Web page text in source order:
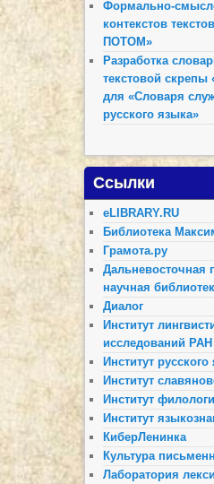
Формально-
контекстов
ПОТОМ»
Разработка
текстовой
для «Словаря
русского языка»
Ссылки
eLIBRARY.RU
Библиотека
Грамота.ру
Дальневосточная
научная
Диалог
Институт
исследований РАН
Институт
Институт
Институт
Институт
КиберЛенинка
Культура
Лаборатория